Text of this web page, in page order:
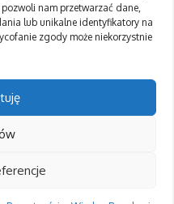
nam przetwarzać dane,
lub unikalne identyfikatory na
zgody może niekorzystnie